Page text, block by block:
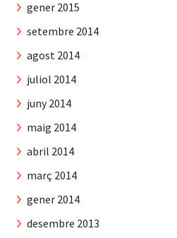
gener 2015
setembre 2014
agost 2014
juliol 2014
juny 2014
maig 2014
abril 2014
març 2014
gener 2014
desembre 2013